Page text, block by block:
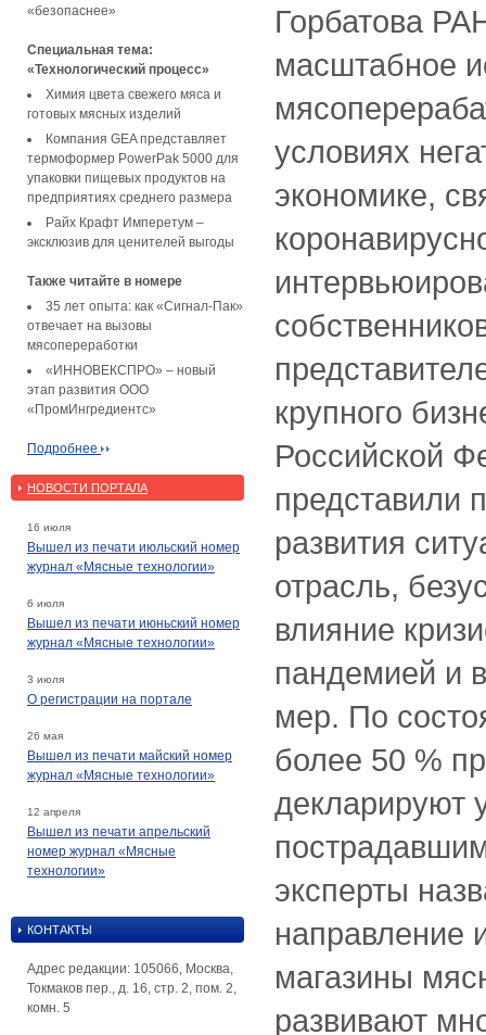
«безопаснее»
Специальная тема:
«Технологический процесс»
Химия цвета свежего мяса и
готовых мясных изделий
Компания GEA представляет
термоформер PowerPak 5000 для
упаковки пищевых продуктов на
предприятиях среднего размера
Райх Крафт Имперетум –
эксклюзив для ценителей выгоды
Также читайте в номере
35 лет опыта: как «Сигнал-Пак»
отвечает на вызовы
мясопереработки
«ИННОВЕКСПРО» – новый
этап развития ООО
«ПромИнгредиентс»
Подробнее
НОВОСТИ ПОРТАЛА
16 июля
Вышел из печати июльский номер
журнал «Мясные технологии»
6 июля
Вышел из печати июньский номер
журнал «Мясные технологии»
3 июля
О регистрации на портале
26 мая
Вышел из печати майский номер
журнал «Мясные технологии»
12 апреля
Вышел из печати апрельский
номер журнал «Мясные
технологии»
КОНТАКТЫ
Адрес редакции: 105066, Москва,
Токмаков пер., д. 16, стр. 2, пом. 2,
комн. 5
Горбатова
масштабное
условиях
экономике,
крупного
Российской
представили
развития
отрасль,
влияние
пандемией и
мер. По
более 50 %
декларируют
эксперты
направление
магазины
развивают